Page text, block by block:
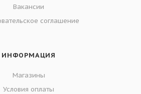
Вакансии
соглашение
ИНФОРМАЦИЯ
Магазины
Условия оплаты